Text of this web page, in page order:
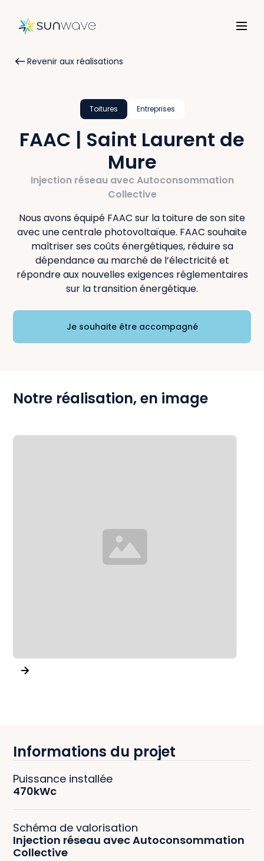
Revenir aux réalisations
Toitures Entreprises
FAAC | Saint Laurent de
Mure
Injection réseau avec Autoconsommation
Collective
Nous avons équipé FAAC sur la toiture de son site
avec une centrale photovoltaïque. FAAC souhaite
maîtriser ses coûts énergétiques, réduire sa
dépendance au marché de l’électricité et
répondre aux nouvelles exigences réglementaires
sur la transition énergétique.
Je souhaite être accompagné
Notre réalisation, en image
Informations du projet
Puissance installée
470kWc
Schéma de valorisation
Injection réseau avec Autoconsommation
Collective